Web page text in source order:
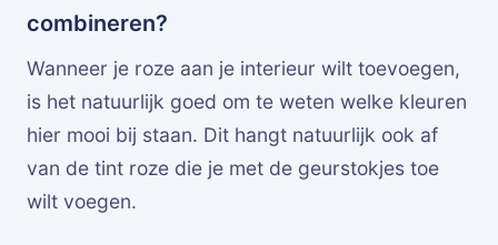
combineren?
Wanneer je roze aan je interieur wilt toevoegen,
is het natuurlijk goed om te weten welke kleuren
hier mooi bij staan. Dit hangt natuurlijk ook af
van de tint roze die je met de geurstokjes toe
wilt voegen.